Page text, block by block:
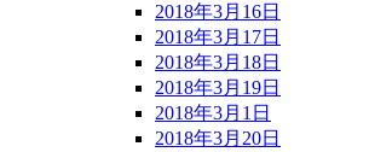
2018年3月16日
2018年3月17日
2018年3月18日
2018年3月19日
2018年3月1日
2018年3月20日